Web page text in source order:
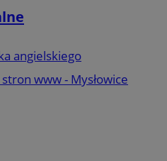
angielskiego
www - Mysłowice